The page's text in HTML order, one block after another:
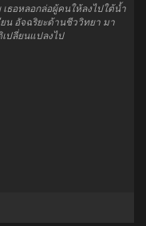
ธอหลอกล่อผู้คนให้ลงไปใต้น้ำ
ยน อัจฉริยะด้านชีววิทยา มา
ปลี่ยนแปลงไป